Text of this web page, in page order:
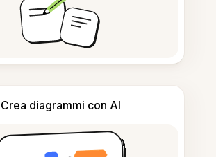
Crea diagrammi con AI